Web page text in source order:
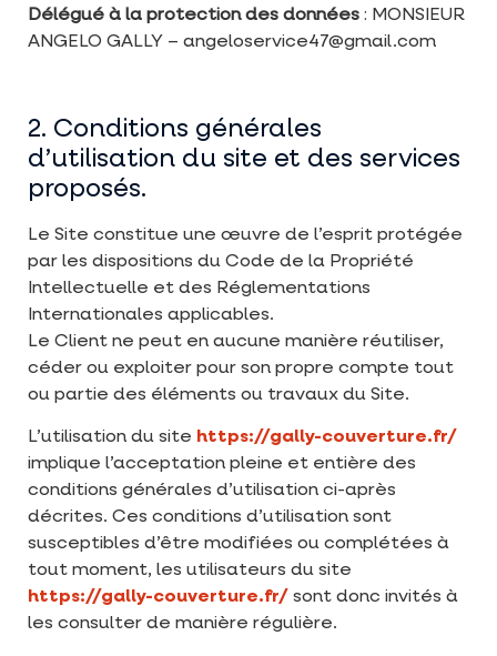
Délégué à la protection des données : MONSIEUR
ANGELO GALLY – angeloservice47@gmail.com
2. Conditions générales
d’utilisation du site et des services
proposés.
Le Site constitue une œuvre de l’esprit protégée
par les dispositions du Code de la Propriété
Intellectuelle et des Réglementations
Internationales applicables.
Le Client ne peut en aucune manière réutiliser,
céder ou exploiter pour son propre compte tout
ou partie des éléments ou travaux du Site.
L’utilisation du site https://gally-couverture.fr/
implique l’acceptation pleine et entière des
conditions générales d’utilisation ci-après
décrites. Ces conditions d’utilisation sont
susceptibles d’être modifiées ou complétées à
tout moment, les utilisateurs du site
https://gally-couverture.fr/ sont donc invités à
les consulter de manière régulière.